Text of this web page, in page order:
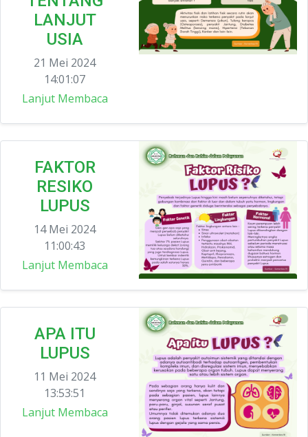
LANJUT
USIA
21 Mei 2024
14:01:07
Lanjut Membaca
FAKTOR
RESIKO
LUPUS
14 Mei 2024
11:00:43
Lanjut Membaca
APA ITU
LUPUS
11 Mei 2024
13:53:51
Lanjut Membaca